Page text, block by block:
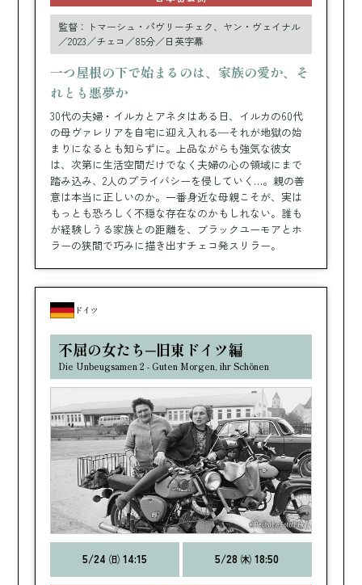
監督：トマーシュ・パヴリーチェク、ヤン・ヴェイナル
／2023／チェコ／85分／日英字幕
一つ屋根の下で始まるのは、家族の愛か、そ
れとも悪夢か
30代の夫婦・イルカとアネタはある日、イルカの60代
の母ヴァレリアを自宅に迎え入れる─それが地獄の始
まりになるとも知らずに。上品ながらも強気な彼女
は、次第に生活空間だけでなく夫婦の心の領域にまで
踏み込み、2人のプライバシーを侵していく…。親の善
意は本当に正しいのか。一番身近な母親こそが、実は
もっとも恐ろしく不穏な存在なのかもしれない。誰も
が経験しうる家族との距離を、ブラックユーモアとホ
ラーの狭間で巧みに描き出すチェコ発スリラー。
ドイツ
不屈の女たち─旧東ドイツ編
Die Unbeugsamen 2 - Guten Morgen, ihr Schönen
5/24 ㈰ 14:15 5/28 ㈭ 18:50